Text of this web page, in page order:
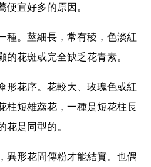
宜好多的原因。
種。莖細長，常有稜，色淡紅
花斑或完全缺乏花青素。
形花序。花較大、玫瑰色或紅
柱短雄蕊花，一種是短花柱長
花是同型的。
異形花間傳粉才能結實。也偶